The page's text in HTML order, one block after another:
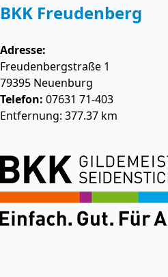
BKK Freudenberg
Adresse:
Freudenbergstraße 1
79395 Neuenburg
Telefon: 07631 71-403
Entfernung: 377.37 km